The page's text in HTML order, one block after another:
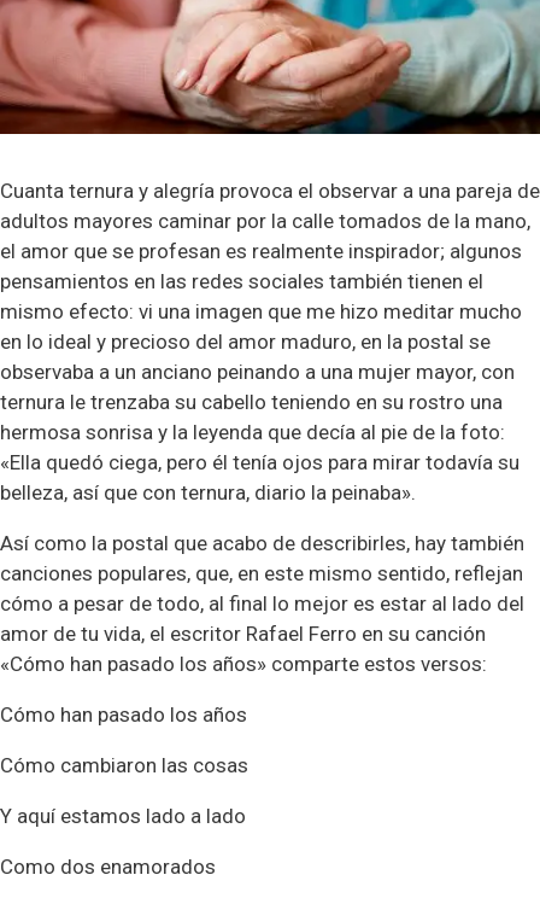
Cuanta ternura y alegría provoca el observar a una pareja de
adultos mayores caminar por la calle tomados de la mano,
el amor que se profesan es realmente inspirador; algunos
pensamientos en las redes sociales también tienen el
mismo efecto: vi una imagen que me hizo meditar mucho
en lo ideal y precioso del amor maduro, en la postal se
observaba a un anciano peinando a una mujer mayor, con
ternura le trenzaba su cabello teniendo en su rostro una
hermosa sonrisa y la leyenda que decía al pie de la foto:
«Ella quedó ciega, pero él tenía ojos para mirar todavía su
belleza, así que con ternura, diario la peinaba».
Así como la postal que acabo de describirles, hay también
canciones populares, que, en este mismo sentido, reflejan
cómo a pesar de todo, al final lo mejor es estar al lado del
amor de tu vida, el escritor Rafael Ferro en su canción
«Cómo han pasado los años» comparte estos versos:
Cómo han pasado los años
Cómo cambiaron las cosas
Y aquí estamos lado a lado
Como dos enamorados